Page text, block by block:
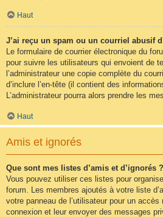
Haut
J’ai reçu un spam ou un courriel abusif
Le formulaire de courrier électronique du
pour suivre les utilisateurs qui envoient de
l’administrateur une copie complète du
d’inclure l’en-tête (il contient des
L’administrateur pourra alors prendre les
Haut
Amis et ignorés
Que sont mes listes d’amis et d’ignorés ?
Vous pouvez utiliser ces listes pour
forum. Les membres ajoutés à votre liste
votre panneau de l’utilisateur pour un
connexion et leur envoyer des messages